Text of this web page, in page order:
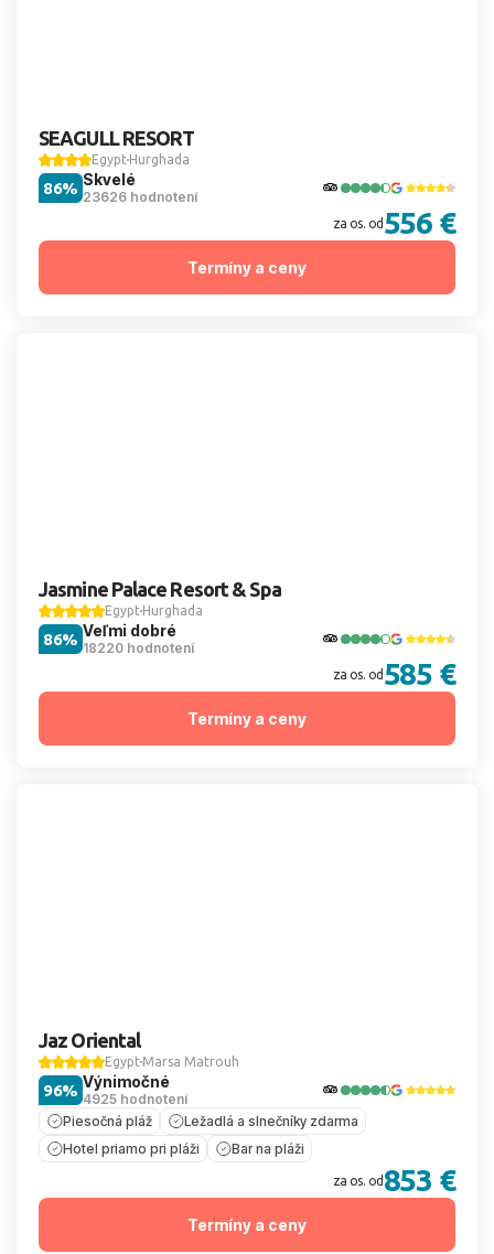
SEAGULL RESORT
Egypt Hurghada
Skvelé
23626 hodnotení
86%
za os. od 556 €
Termíny a ceny
Jasmine Palace Resort & Spa
Egypt Hurghada
Veľmi dobré
18220 hodnotení
86%
za os. od 585 €
Termíny a ceny
Jaz Oriental
Egypt Marsa Matrouh
Výnimočné
4925 hodnotení
96%
Piesočná pláž
Ležadlá a slnečníky zdarma
Hotel priamo pri pláži
Bar na pláži
za os. od 853 €
Termíny a ceny